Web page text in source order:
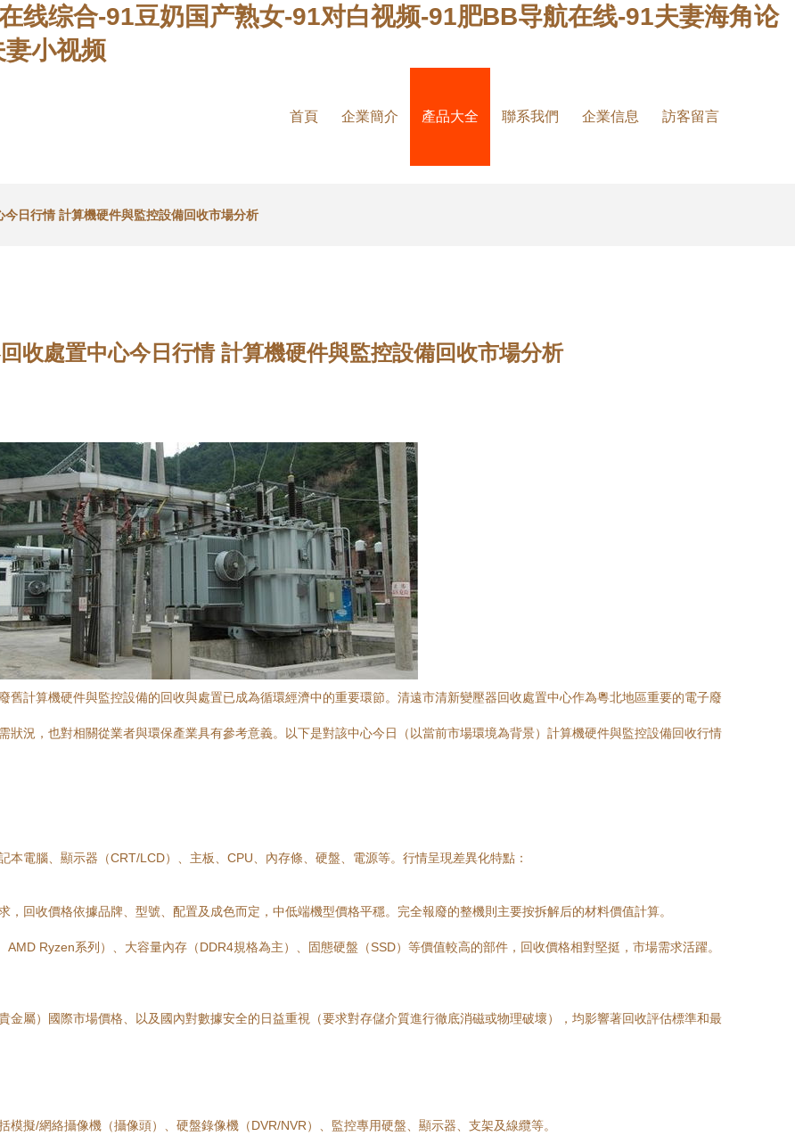
线综合-91豆奶国产熟女-91对白视频-91肥BB导航在线-91夫妻海角论
小视频
首頁 企業簡介 產品大全 聯系我們 企業信息 訪客留言
日行情 計算機硬件與監控設備回收市場分析
收處置中心今日行情 計算機硬件與監控設備回收市場分析
舊計算機硬件與監控設備的回收與處置已成為循環經濟中的重要環節。清遠市清新變壓器回收處置中心作為粵北地區重要的電子廢
狀況，也對相關從業者與環保產業具有參考意義。以下是對該中心今日（以當前市場環境為背景）計算機硬件與監控設備回收行情
電腦、顯示器（CRT/LCD）、主板、CPU、內存條、硬盤、電源等。行情呈現差異化特點：
回收價格依據品牌、型號、配置及成色而定，中低端機型價格平穩。完全報廢的整機則主要按拆解后的材料價值計算。
Ryzen系列）、大容量內存（DDR4規格為主）、固態硬盤（SSD）等價值較高的部件，回收價格相對堅挺，市場需求活躍。
金屬）國際市場價格、以及國內對數據安全的日益重視（要求對存儲介質進行徹底消磁或物理破壞），均影響著回收評估標準和最
擬/網絡攝像機（攝像頭）、硬盤錄像機（DVR/NVR）、監控專用硬盤、顯示器、支架及線纜等。